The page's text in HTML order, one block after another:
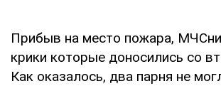
Прибыв на место пожара,
крики которые доносились со
Как оказалось, два парня не